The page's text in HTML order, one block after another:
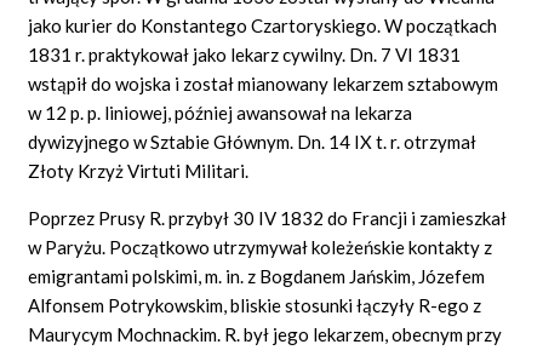
jako kurier do Konstantego Czartoryskiego. W początkach
1831 r. praktykował jako lekarz cywilny. Dn. 7 VI 1831
wstąpił do wojska i został mianowany lekarzem sztabowym
w 12 p. p. liniowej, później awansował na lekarza
dywizyjnego w Sztabie Głównym. Dn. 14 IX t. r. otrzymał
Złoty Krzyż Virtuti Militari.
Poprzez Prusy R. przybył 30 IV 1832 do Francji i zamieszkał
w Paryżu. Początkowo utrzymywał koleżeńskie kontakty z
emigrantami polskimi, m. in. z Bogdanem Jańskim, Józefem
Alfonsem Potrykowskim, bliskie stosunki łączyły R-ego z
Maurycym Mochnackim. R. był jego lekarzem, obecnym przy